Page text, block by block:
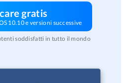
gratis
10.10 e versioni successive
soddisfatti in tutto il mondo